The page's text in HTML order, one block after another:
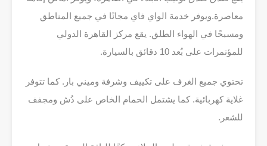
معاصرة.ويوفر خدمة الواي فاي مجانًا في جميع المناطق
ومسبحًا في الهواء الطلق. يقع مركز القاهرة الدولي
للمؤتمرات على بُعد 10 دقائق بالسيارة.
تحتوي جميع الغرف على تكييف وشرفة وميني بار. كما تتوفر
غلاية كهربائية. كما يشتمل الحمام الخاص على دُش ومجفف
للشعر.